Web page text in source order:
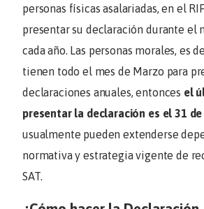
personas físicas asalariadas, en el
presentar su declaración durante el
cada año. Las personas morales, es
tienen todo el mes de Marzo para
declaraciones anuales, entonces el
presentar la declaración es el 31
usualmente pueden extenderse
normativa y estrategia vigente de
SAT.